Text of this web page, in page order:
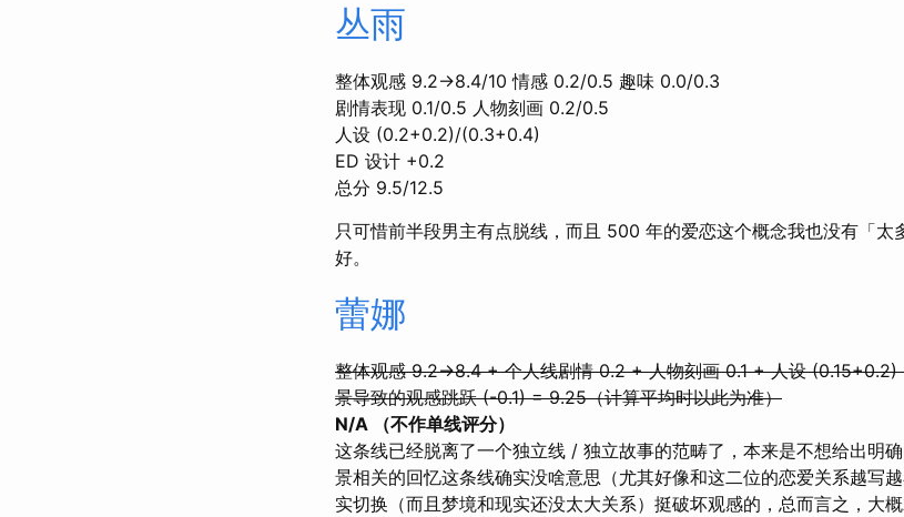
丛雨
整体观感 9.2→8.4/10 情感 0.2/0.5 趣味 0.0/0.3
剧情表现 0.1/0.5 人物刻画 0.2/0.5
人设 (0.2+0.2)/(0.3+0.4)
ED 设计 +0.2
总分 9.5/12.5
只可惜前半段男主有点脱线，而且 500 年的爱恋这个概念我也没有「太
好。
蕾娜
整体观感 9.2→8.4 + 个人线剧情 0.2 + 人物刻画 0.1 + 人设
景导致的观感跳跃 (-0.1) = 9.25（计算平均时以此为准）
N/A （不作单线评分）
这条线已经脱离了一个独立线 / 独立故事的范畴了，本来是不想给出明
景相关的回忆这条线确实没啥意思（尤其好像和这二位的恋爱关系越写
实切换（而且梦境和现实还没太大关系）挺破坏观感的，总而言之，大